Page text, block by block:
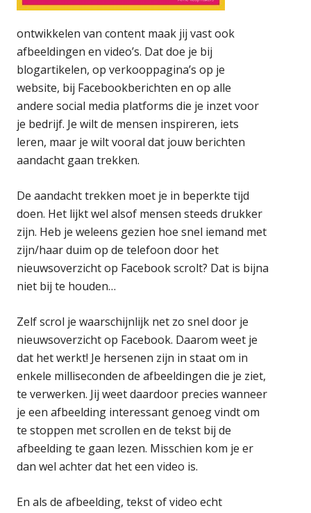
ontwikkelen van content maak jij vast ook
afbeeldingen en video’s. Dat doe je bij
blogartikelen, op verkooppagina’s op je
website, bij Facebookberichten en op alle
andere social media platforms die je inzet voor
je bedrijf. Je wilt de mensen inspireren, iets
leren, maar je wilt vooral dat jouw berichten
aandacht gaan trekken.
De aandacht trekken moet je in beperkte tijd
doen. Het lijkt wel alsof mensen steeds drukker
zijn. Heb je weleens gezien hoe snel iemand met
zijn/haar duim op de telefoon door het
nieuwsoverzicht op Facebook scrolt? Dat is bijna
niet bij te houden…
Zelf scrol je waarschijnlijk net zo snel door je
nieuwsoverzicht op Facebook. Daarom weet je
dat het werkt! Je hersenen zijn in staat om in
enkele milliseconden de afbeeldingen die je ziet,
te verwerken. Jij weet daardoor precies wanneer
je een afbeelding interessant genoeg vindt om
te stoppen met scrollen en de tekst bij de
afbeelding te gaan lezen. Misschien kom je er
dan wel achter dat het een video is.
En als de afbeelding, tekst of video echt